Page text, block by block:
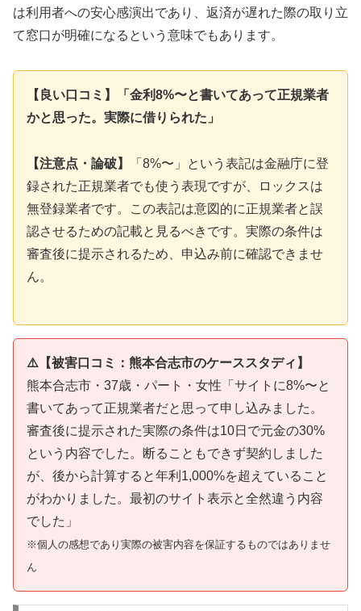
は利用者への安心感演出であり、返済が遅れた際の取り立
て窓口が明確になるという意味でもあります。
【良い口コミ】「金利8%〜と書いてあって正規業者
かと思った。実際に借りられた」
【注意点・論破】
「8%〜」という表記は金融庁に登
録された正規業者でも使う表現ですが、ロックスは
無登録業者です。この表記は意図的に正規業者と誤
認させるための記載と見るべきです。実際の条件は
審査後に提示されるため、申込み前に確認できませ
ん。
⚠️【被害口コミ：熊本合志市のケーススタディ】
熊本合志市・37歳・パート・女性「サイトに8%〜と
書いてあって正規業者だと思って申し込みました。
審査後に提示された実際の条件は10日で元金の30%
という内容でした。断ることもできず契約しました
が、後から計算すると年利1,000%を超えていること
がわかりました。最初のサイト表示と全然違う内容
でした」
※個人の感想であり実際の被害内容を保証するものではありませ
ん